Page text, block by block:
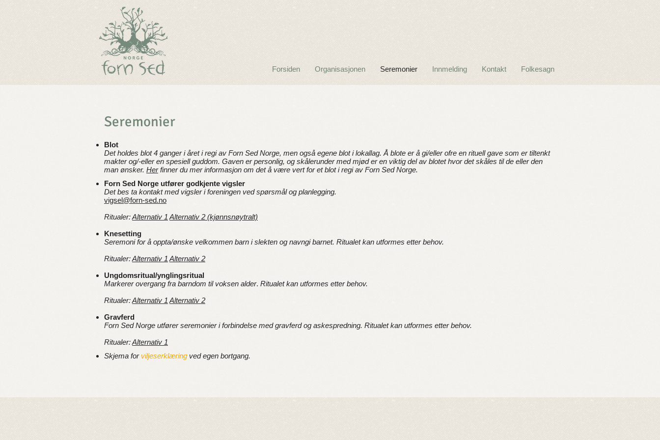
Forsiden Organisasjonen Seremonier Innmelding Kontakt Folkesagn
Seremonier
Blot
Det holdes blot 4 ganger i året i regi av Forn Sed Norge, men også egene blot i lokallag. Å blote er å gi/eller ofre en rituell gave som er tiltenkt
makter og/-eller en spesiell guddom. Gaven er personlig, og skålerunder med mjød er en viktig del av blotet hvor det skåles til de eller den
man ønsker. Herfinner du mer informasjon om det å være vert for et blot i regi av Forn Sed Norge.
Forn Sed Norge utfører godkjente vigsler
Det bes ta kontakt med vigsler i foreningen ved spørsmål og planlegging.
vigsel@forn-sed.no
Ritualer:Alternativ 1 Alternativ 2 (kjønnsnøytralt)
Knesetting
Seremoni for å oppta/ønske velkommen barn i slekten og navngi barnet. Ritualet kan utformes etter behov.
Ritualer:Alternativ 1 Alternativ 2
Ungdomsritual/ynglingsritual
Markerer overgang fra barndom til voksen alder. Ritualet kan utformes etter behov.
Ritualer:Alternativ 1 Alternativ 2
Gravferd
Forn Sed Norge utfører seremonier i forbindelse med gravferd og askespredning. Ritualet kan utformes etter behov.
Ritualer:Alternativ 1
Skjema forviljeserklæring ved egen bortgang.